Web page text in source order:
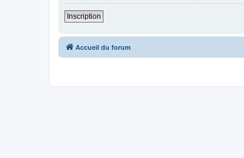
Inscription
Accueil du forum